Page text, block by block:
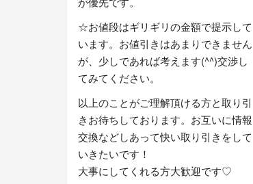
☆お値段はギリギリの金額で提示して
います。お値引きはあまりできません
が、少しであれば考えます(^^)交渉し
てみてください。
以上のことがご理解頂ける方と取り引
きお待ちしております。お互いに情報
交換などしあって快い取り引きをして
いきたいです！
大事にしてくれる方大歓迎です♡